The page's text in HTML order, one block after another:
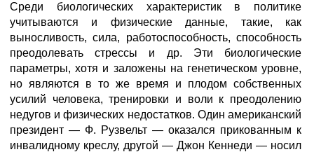
Среди биологических характеристик в политике
учитываются и физические данные, такие, как
выносливость, сила, работоспособность, способность
преодолевать стрессы и др. Эти биологические
параметры, хотя и заложены на генетическом уровне,
но являются в то же время и плодом собственных
усилий человека, тренировки и воли к преодолению
недугов и физических недостатков. Один американский
президент — Ф. Рузвельт — оказался прикованным к
инвалидному креслу, другой — Джон Кеннеди — носил